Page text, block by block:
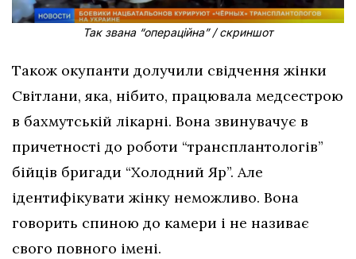
Так звана “операційна” / скриншот
Також окупанти долучили свідчення жінки
Світлани, яка, нібито, працювала медсестрою
в бахмутській лікарні. Вона звинувачує в
причетності до роботи “трансплантологів”
бійців бригади “Холодний Яр”. Але
ідентифікувати жінку неможливо. Вона
говорить спиною до камери і не називає
свого повного імені.